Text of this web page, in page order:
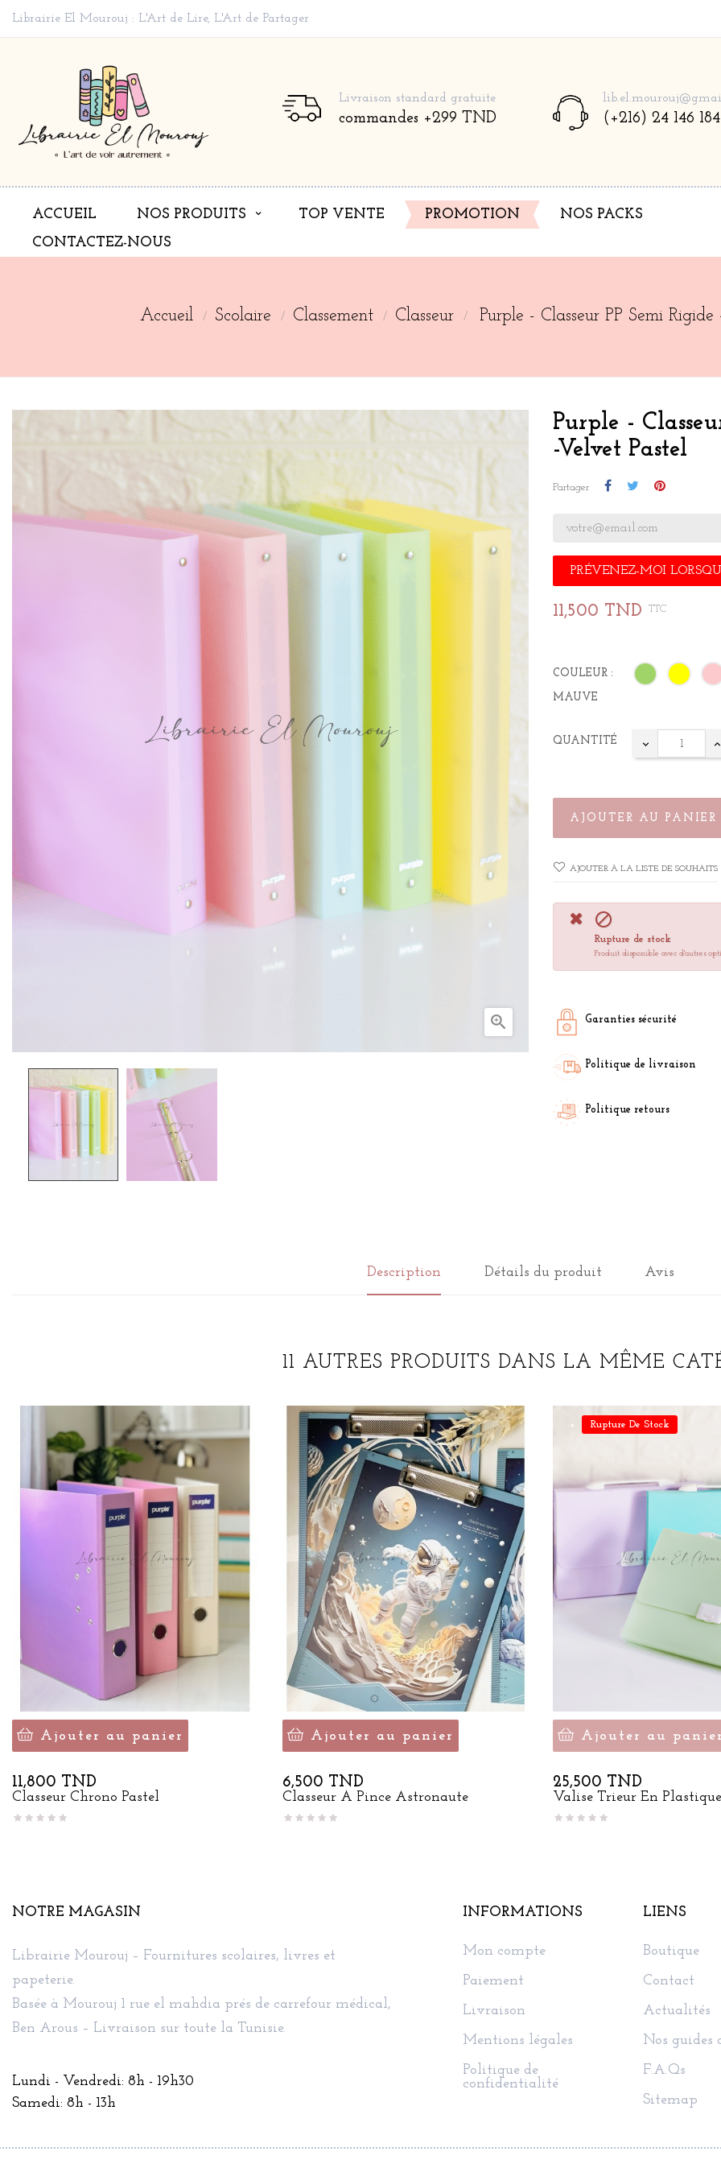
Librairie El Mourouj : L'Art de Lire, L'Art de Partager
Livraison standard gratuite
commandes +299 TND (+216) 24 146 184
ACCUEIL NOS PRODUITS TOP VENTE PROMOTION
NOS PACKS
CONTACTEZ-NOUS
Accueil Scolaire Classement Classeur Purple - Classeur PP Semi

Purple -
-Velvet Pastel
Partager
PRÉVENEZ-MOI
11,500 TND TTC
COULEUR :
MAUVE
QUANTITÉ
AJOUTER AU PANIER
AJOUTER À LA LISTE DE SOUHAITS

Rupture de stock
Produit disponible avec d'autres
Garanties sécurité
Politique de livraison
Politique retours
Description Détails du produit Avis
11 AUTRES PRODUITS DANS LA MÊME
Ajouter au panier
Prix
11,800 TND
Classeur Chrono Pastel
Ajouter au panier
Prix
6,500 TND
Classeur À Pince Astronaute
Rupture De Stock
Ajouter au
Prix
25,500 TND
Valise Trieur En Plastique
NOTRE MAGASIN
Librairie Mourouj – Fournitures scolaires, livres et
papeterie.
Basée à Mourouj 1 rue el mahdia prés de carrefour médical,
Ben Arous – Livraison sur toute la Tunisie.
Lundi - Vendredi: 8h - 19h30
Samedi: 8h - 13h
INFORMATIONS
Mon compte
Paiement
Livraison
Mentions légales
Politique de
confidentialité
LIENS
Boutique
Contact
Actualités
Nos guides
F.A.Qs
Sitemap